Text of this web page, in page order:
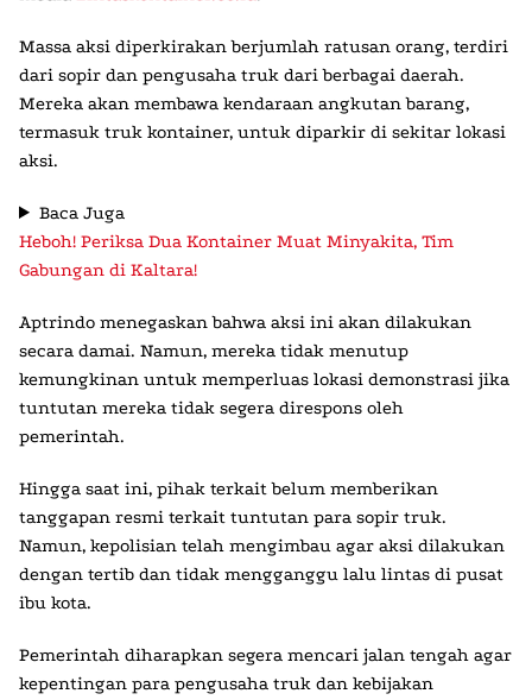
Massa aksi diperkirakan berjumlah ratusan orang, terdiri
dari sopir dan pengusaha truk dari berbagai daerah.
Mereka akan membawa kendaraan angkutan barang,
termasuk truk kontainer, untuk diparkir di sekitar lokasi
aksi.
Baca Juga
Heboh! Periksa Dua Kontainer Muat Minyakita, Tim
Gabungan di Kaltara!
Aptrindo menegaskan bahwa aksi ini akan dilakukan
secara damai. Namun, mereka tidak menutup
kemungkinan untuk memperluas lokasi demonstrasi jika
tuntutan mereka tidak segera direspons oleh
pemerintah.
Hingga saat ini, pihak terkait belum memberikan
tanggapan resmi terkait tuntutan para sopir truk.
Namun, kepolisian telah mengimbau agar aksi dilakukan
dengan tertib dan tidak mengganggu lalu lintas di pusat
ibu kota.
Pemerintah diharapkan segera mencari jalan tengah agar
kepentingan para pengusaha truk dan kebijakan